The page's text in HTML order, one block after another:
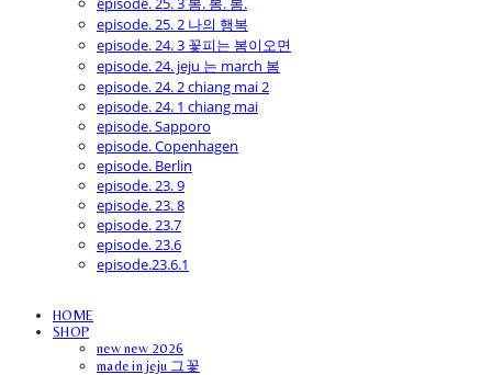
episode. 25. 2 나의 행복
episode. 24. 3 꽃피는 봄이오면
episode. 24. jeju 는 march 봄
episode. 24. 2 chiang mai 2
episode. 24. 1 chiang mai
episode. Sapporo
episode. Copenhagen
episode. Berlin
episode. 23. 9
episode. 23. 8
episode. 23.7
episode. 23.6
episode.23.6.1
HOME
SHOP
new new 2026
made in jeju 그꽃